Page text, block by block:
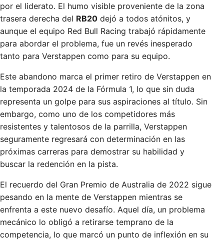
por el liderato. El humo visible proveniente de la zona
trasera derecha del RB20 dejó a todos atónitos, y
aunque el equipo Red Bull Racing trabajó rápidamente
para abordar el problema, fue un revés inesperado
tanto para Verstappen como para su equipo.
Este abandono marca el primer retiro de Verstappen en
la temporada 2024 de la Fórmula 1, lo que sin duda
representa un golpe para sus aspiraciones al título. Sin
embargo, como uno de los competidores más
resistentes y talentosos de la parrilla, Verstappen
seguramente regresará con determinación en las
próximas carreras para demostrar su habilidad y
buscar la redención en la pista.
El recuerdo del Gran Premio de Australia de 2022 sigue
pesando en la mente de Verstappen mientras se
enfrenta a este nuevo desafío. Aquel día, un problema
mecánico lo obligó a retirarse temprano de la
competencia, lo que marcó un punto de inflexión en su